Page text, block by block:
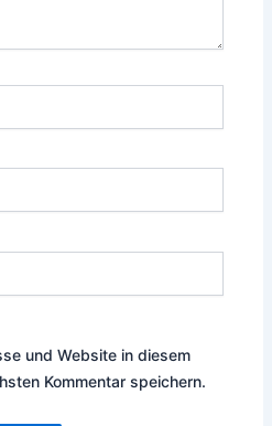
und Website in diesem
Kommentar speichern.